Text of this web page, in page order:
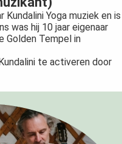
Kundalini Yoga muziek en is
was hij 10 jaar eigenaar
Golden Tempel in
te activeren door